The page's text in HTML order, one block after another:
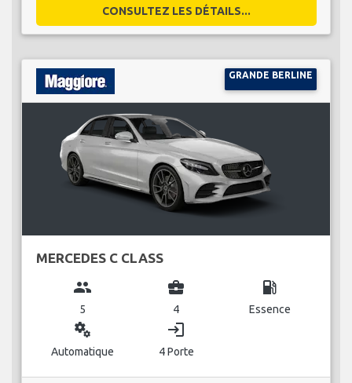
CONSULTEZ LES DÉTAILS...
GRANDE BERLINE
MERCEDES C CLASS
group
5
business_center
4
local_gas_station
Essence
miscellaneous_services
Automatique
login
4 Porte